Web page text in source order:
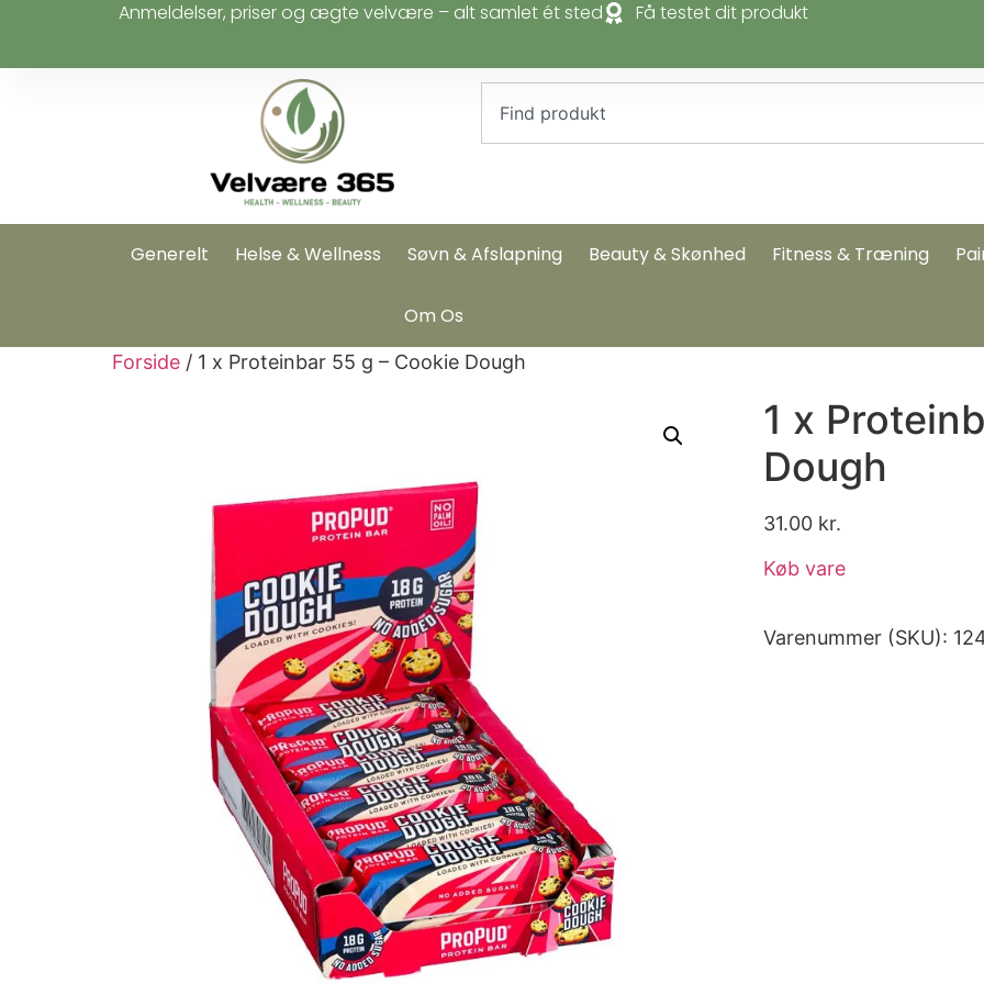
Anmeldelser, priser og ægte velvære – alt samlet ét sted Få testet dit produkt
Generelt Helse & Wellness Søvn & Afslapning Beauty & Skønhed Fitness & Træning
Om Os
Forside / 1 x Proteinbar 55 g – Cookie Dough
1 x
Dough
31.00 kr.
Køb vare
Varenummer (SKU):